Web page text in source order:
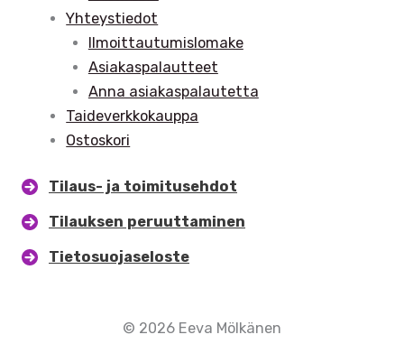
Yhteystiedot
Ilmoittautumislomake
Asiakaspalautteet
Anna asiakaspalautetta
Taideverkkokauppa
Ostoskori
Tilaus- ja toimitusehdot
Tilauksen peruuttaminen
Tietosuojaseloste
© 2026 Eeva Mölkänen